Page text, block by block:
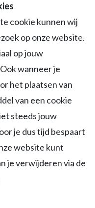
cookie kunnen wij
op onze website.
op jouw
wanneer je
het plaatsen van
van een cookie
steeds jouw
je dus tijd bespaart
website kunt
je verwijderen via de